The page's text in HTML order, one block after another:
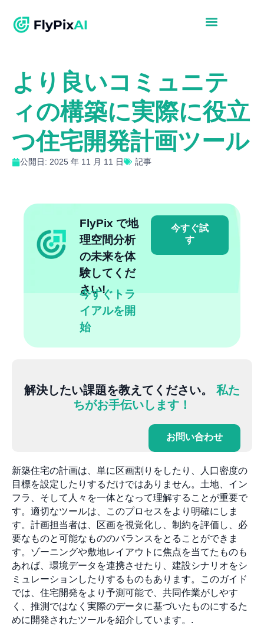
より良いコミュニテ
ィの構築に実際に役立
つ住宅開発計画ツール
公開日: 2025 年 11 月 11 日 記事
FlyPix で地
理空間分析
の未来を体
験してくだ
さい!
今すぐトラ
イアルを開
始
今すぐ試
す
解決したい課題を教えてください。 私た
ちがお手伝いします！
お問い合わせ
新築住宅の計画は、単に区画割りをしたり、人口密度の
目標を設定したりするだけではありません。土地、イン
フラ、そして人々を一体となって理解することが重要で
す。適切なツールは、このプロセスをより明確にしま
す。計画担当者は、区画を視覚化し、制約を評価し、必
要なものと可能なもののバランスをとることができま
す。ゾーニングや敷地レイアウトに焦点を当てたものも
あれば、環境データを連携させたり、建設シナリオをシ
ミュレーションしたりするものもあります。このガイド
では、住宅開発をより予測可能で、共同作業がしやす
く、推測ではなく実際のデータに基づいたものにするた
めに開発されたツールを紹介しています。.